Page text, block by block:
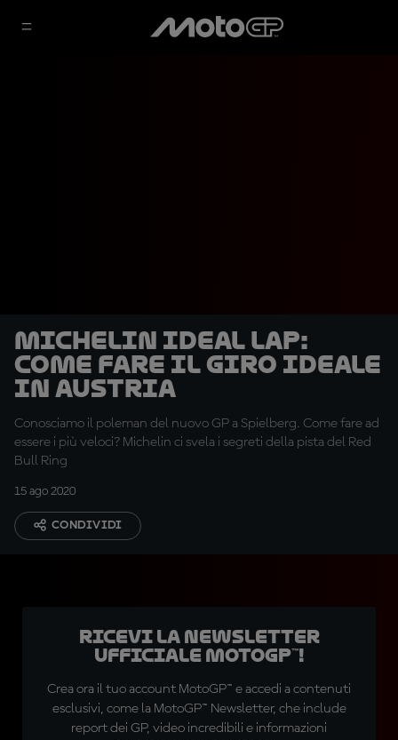
Michelin Ideal Lap:
Come fare il giro ideale
in Austria
Conosciamo il poleman del nuovo GP a Spielberg. Come fare ad
essere i più veloci? Michelin ci svela i segreti della pista del Red
Bull Ring
15 ago 2020
CONDIVIDI
Ricevi la newsletter
ufficiale MotoGP™!
Crea ora il tuo account MotoGP™ e accedi a contenuti
esclusivi, come la MotoGP™ Newsletter, che include
report dei GP, video incredibili e informazioni